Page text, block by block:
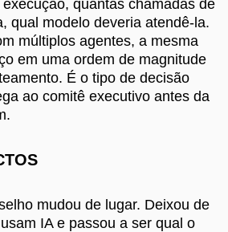
quantas chamadas de
qual modelo deveria atendê-la.
múltiplos agentes, a mesma
em uma ordem de magnitude
É o tipo de decisão
ao comitê executivo antes da
mudou de lugar. Deixou de
IA e passou a ser qual o